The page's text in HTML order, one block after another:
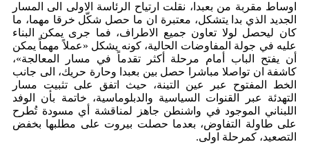
اوساط مقربة من بعبدا، نقلت ارتياح الرئاسة الاولى الى المسار
الجديد الذي بدا يتشكل، معتبرة ان ما حصل شكّل خرقا مهما، ما
كان ليحصل لولا تعاون جميع الاطراف، فما جرى يمكن البناء
عليه في جولة المفاوضات الحالية، كونه يشكل «عملاً مهماً يمكن
أن يفتح الباب أمام مرحلة أكثر تقدماً في مسار المعالجة»،
كاشفة ان تواصلا مباشرا حصل بين بعبدا وحارة حريك، الى جانب
الخط المفتوح عبر عين التينة، حيث اتفق على تثبيت مسار
التهدئة عبر القنوات السياسية والدبلوماسية، خاتمة بأن الوفد
اللبناني الموجود في واشنطن جاهز لمناقشة أي مسودة تُطرح
على طاولة التفاوض، بعدما حصلت بيروت على مطلبها بخفض
التصعيد، كمرحلة اولى.